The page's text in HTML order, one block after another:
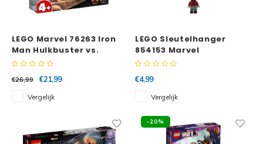
LEGO Marvel 76263 Iron
Man Hulkbuster vs.
Thanos
€26,99
€21,99
Vergelijk
LEGO Sleutelhanger
854153 Marvel
Spiderman Miles Morales
€4,99
Vergelijk
-20%